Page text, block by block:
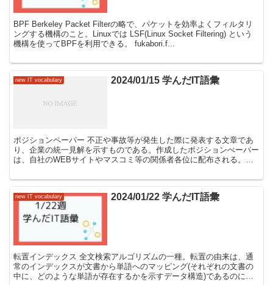
BPF Berkeley Packet Filterの略で、パケットを効率よくフィルタリ
ングする機構のこと。Linuxでは LSF(Linux Socket Filtering) という
機構を使ってBPFを利用できる。 fukabori.f...
new IT vocabulary 2024/01/15 学んだIT語彙
ポジションペーパー 不正や事故等が発生した際に発表する文章であ
り、企業の統一見解を示すものである。作成したポジションぺーパー
は、自社のWEBサイトやマスコミ等の関係者各位に配布される。記
new IT vocabulary 2024/01/22 学んだIT語彙
転置インデックス 全文検索アルゴリズムの一種。転置の由来は、通
常のインデックスが文書から単語へのマッピング(それぞれの文書の
中に、どのような単語が存在するかを示すデータ構造)であるのに対